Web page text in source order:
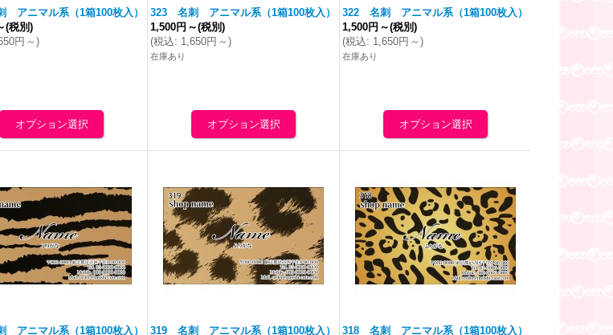
アニマル系（1箱100枚入）
(税別)
円 ～)
323 名刺 アニマル系（1箱100枚入）
1,500円 ～(税別)
(税込: 1,650円 ～)
在庫あり
322 名刺 アニマル系（1箱100枚入）
1,500円 ～(税別)
(税込: 1,650円 ～)
在庫あり
アニマル系（1箱100枚入）
319 名刺 アニマル系（1箱100枚入）
318 名刺 アニマル系（1箱100枚入）